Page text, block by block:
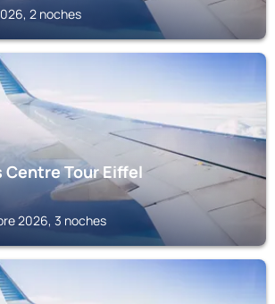
2 noches
Centre Tour Eiffel
2026, 3 noches